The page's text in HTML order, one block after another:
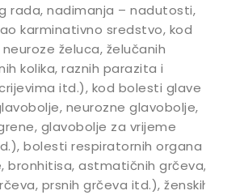
rada, nadimanja – nadutosti,
karminativno sredstvo, kod
želuca, želučanih
kolika, raznih parazita i
itd.), kod bolesti glave (
neurozne glavobolje,
glavobolje za vrijeme
bolesti respiratornih organa i
bronhitisa, astmatičnih grčeva,
prsnih grčeva itd.), ženskih